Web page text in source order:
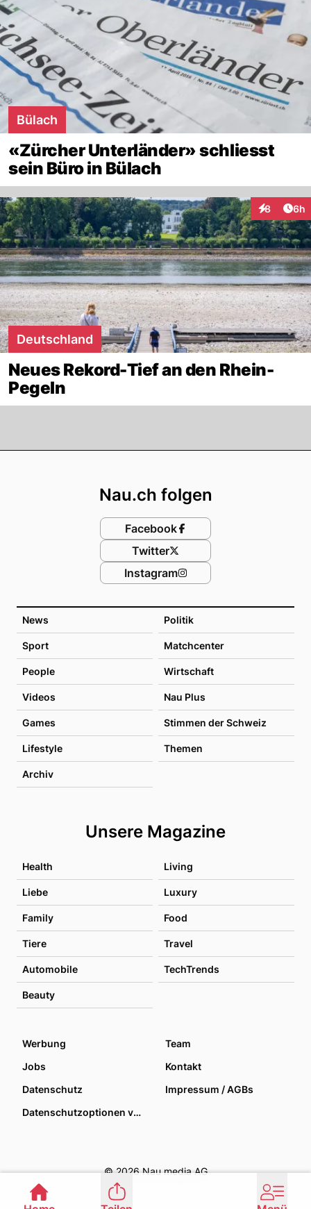
Bülach
«Zürcher Unterländer» schliesst
sein Büro in Bülach
8 6h
Deutschland
Neues Rekord-Tief an den Rhein-
Pegeln
News Politik
Sport Matchcenter
People Wirtschaft
Videos Nau Plus
Games Stimmen der Schweiz
Lifestyle Themen
Archiv
Unsere Magazine
Health Living
Liebe Luxury
Family Food
Tiere Travel
Automobile TechTrends
Beauty
Nau.ch folgen
Facebook
Twitter
Instagram
Werbung
Team
Jobs
Kontakt
Datenschutz
Impressum / AGBs
Datenschutzoptionen verwalten
© 2026 Nau media AG